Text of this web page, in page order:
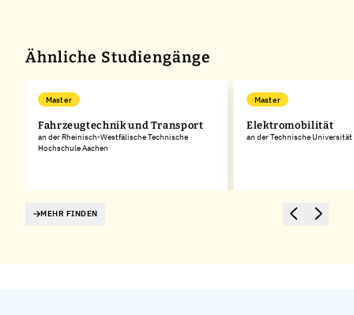
Ähnliche Studiengänge
Master
Fahrzeugtechnik und Transport
an der Rheinisch-Westfälische Technische
Hochschule Aachen
Master
Elektromobilität
an der Technische
MEHR FINDEN